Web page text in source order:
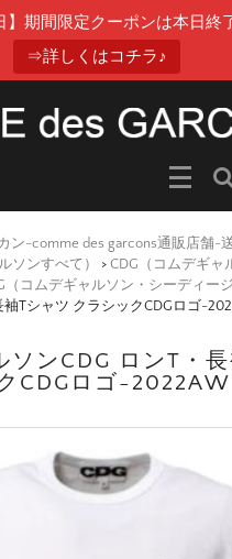
】期間限定クーポンは本日終
⇒詳しくはコチラ♪
ン-comme des garcons通販店舗-
ソンすべて） > CDG（コムデギャ
（コムデギャルソン・シーディージ
袖Tシャツ クラシックCDGロゴ-
ソンCDG ロンT・長
CDGロゴ-2022AW